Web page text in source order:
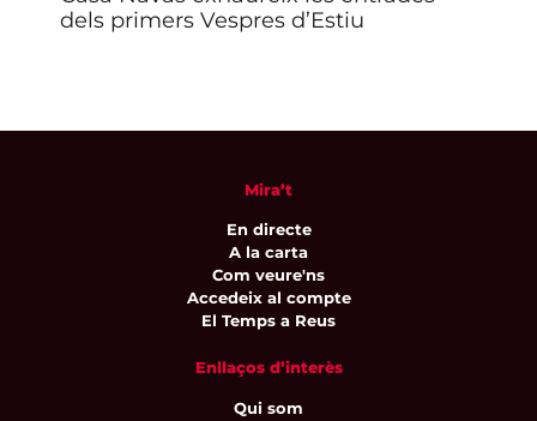
dels primers Vespres d’Estiu
Mira’t
En directe
A la carta
Com veure'ns
Accedeix al compte
El Temps a Reus
Enllaços d’interès
Qui som